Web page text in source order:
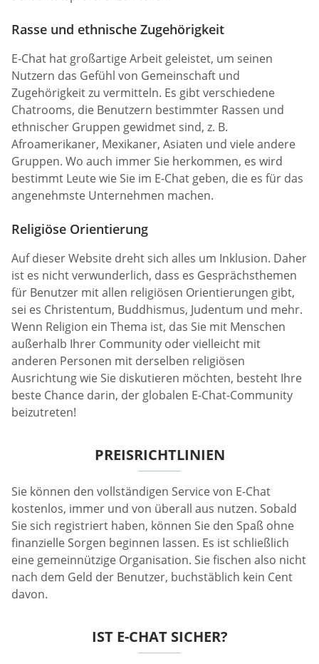
Rasse und ethnische Zugehörigkeit
E-Chat hat großartige Arbeit geleistet, um seinen
Nutzern das Gefühl von Gemeinschaft und
Zugehörigkeit zu vermitteln. Es gibt verschiedene
Chatrooms, die Benutzern bestimmter Rassen und
ethnischer Gruppen gewidmet sind, z. B.
Afroamerikaner, Mexikaner, Asiaten und viele andere
Gruppen. Wo auch immer Sie herkommen, es wird
bestimmt Leute wie Sie im E-Chat geben, die es für das
angenehmste Unternehmen machen.
Religiöse Orientierung
Auf dieser Website dreht sich alles um Inklusion. Daher
ist es nicht verwunderlich, dass es Gesprächsthemen
für Benutzer mit allen religiösen Orientierungen gibt,
sei es Christentum, Buddhismus, Judentum und mehr.
Wenn Religion ein Thema ist, das Sie mit Menschen
außerhalb Ihrer Community oder vielleicht mit
anderen Personen mit derselben religiösen
Ausrichtung wie Sie diskutieren möchten, besteht Ihre
beste Chance darin, der globalen E-Chat-Community
beizutreten!
PREISRICHTLINIEN
Sie können den vollständigen Service von E-Chat
kostenlos, immer und von überall aus nutzen. Sobald
Sie sich registriert haben, können Sie den Spaß ohne
finanzielle Sorgen beginnen lassen. Es ist schließlich
eine gemeinnützige Organisation. Sie fischen also nicht
nach dem Geld der Benutzer, buchstäblich kein Cent
davon.
IST E-CHAT SICHER?